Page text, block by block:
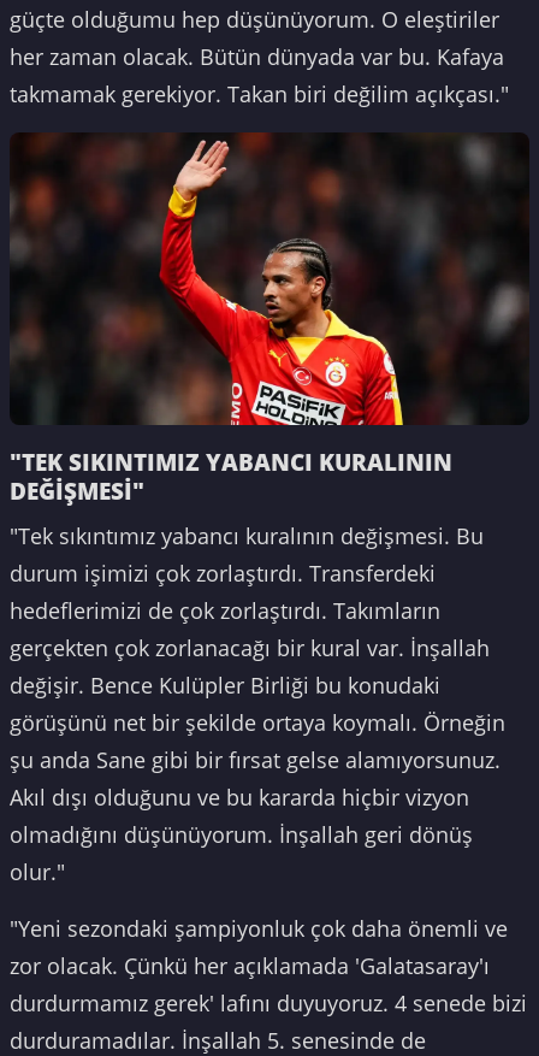
güçte olduğumu hep düşünüyorum. O eleştiriler
her zaman olacak. Bütün dünyada var bu. Kafaya
takmamak gerekiyor. Takan biri değilim açıkçası."
"TEK SIKINTIMIZ YABANCI KURALININ
DEĞİŞMESİ"
"Tek sıkıntımız yabancı kuralının değişmesi. Bu
durum işimizi çok zorlaştırdı. Transferdeki
hedeflerimizi de çok zorlaştırdı. Takımların
gerçekten çok zorlanacağı bir kural var. İnşallah
değişir. Bence Kulüpler Birliği bu konudaki
görüşünü net bir şekilde ortaya koymalı. Örneğin
şu anda Sane gibi bir fırsat gelse alamıyorsunuz.
Akıl dışı olduğunu ve bu kararda hiçbir vizyon
olmadığını düşünüyorum. İnşallah geri dönüş
olur."
"Yeni sezondaki şampiyonluk çok daha önemli ve
zor olacak. Çünkü her açıklamada 'Galatasaray'ı
durdurmamız gerek' lafını duyuyoruz. 4 senede bizi
durduramadılar. İnşallah 5. senesinde de